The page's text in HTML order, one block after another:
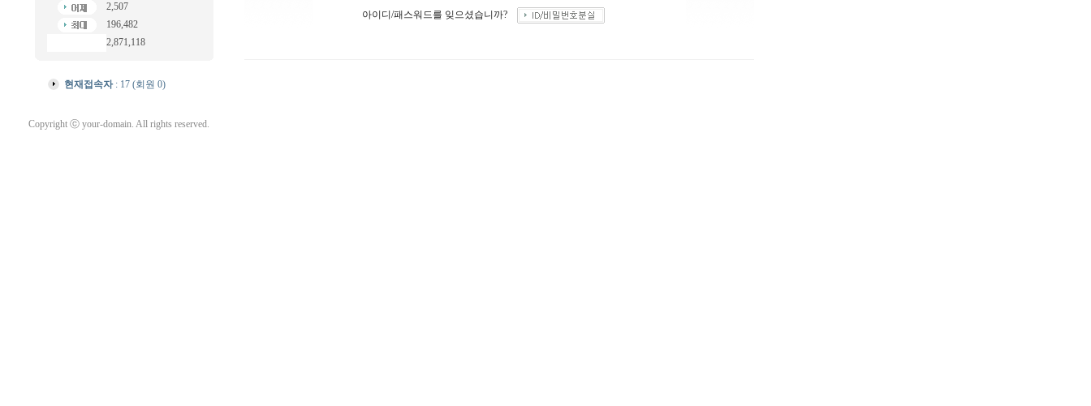
2,507
196,482
2,871,118
현재접속자: 17 (회원 0)
아이디/패스워드를 잊으셨습니까?
Copyright ⓒ your-domain. All rights reserved.